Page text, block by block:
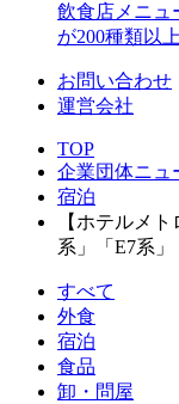
飲食店メニュ
が200種類以上
お問い合わせ
運営会社
TOP
企業団体ニュ
宿泊
【ホテルメ
系」「E7系
すべて
外食
宿泊
食品
卸・問屋